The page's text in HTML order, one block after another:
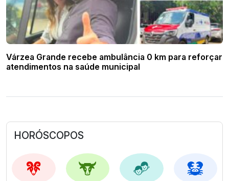
Várzea Grande recebe ambulância 0 km para reforçar
atendimentos na saúde municipal
HORÓSCOPOS